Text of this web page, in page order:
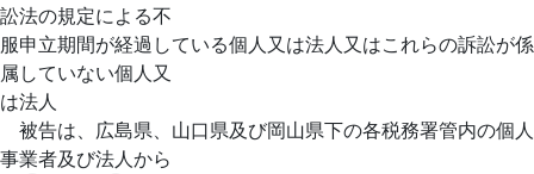
訟法の規定による不
服申立期間が経過している個人又は法人又はこれらの訴訟が係
属していない個人又
は法人
被告は、広島県、山口県及び岡山県下の各税務署管内の個人
事業者及び法人から